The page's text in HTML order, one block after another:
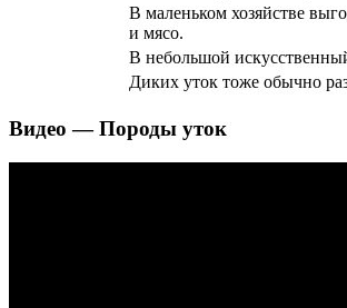
В маленьком хозяйстве
и мясо.
В небольшой
Диких уток тоже обычно
Видео — Породы уток